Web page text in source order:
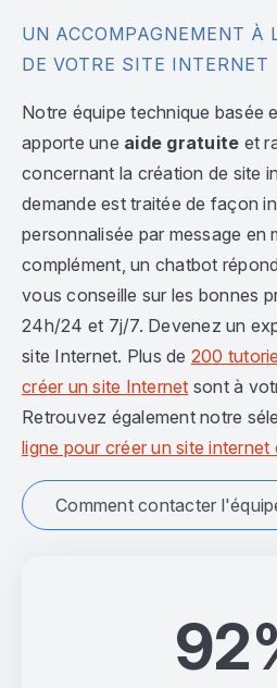
UN ACCOMPAGNEMENT
DE VOTRE SITE INTERNET
Notre équipe technique basée
apporte une aide gratuite et
concernant la création de site
demande est traitée de façon
personnalisée par message en
complément, un chatbot
vous conseille sur les bonnes
24h/24 et 7j/7. Devenez un
site Internet. Plus de 200
créer un site Internet sont à
Retrouvez également notre
ligne pour créer un site internet
Comment contacter